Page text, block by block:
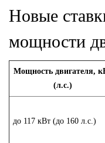
Новые
мощности
Мощность двигателя,
(л.с.)
до 117 кВт (до 160 л.с.)